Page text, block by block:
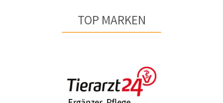
TOP MARKEN